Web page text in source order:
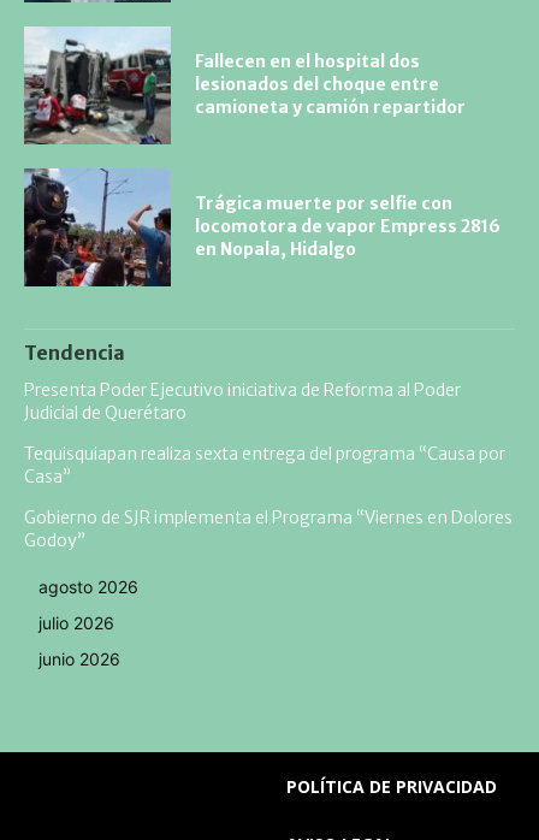
Fallecen en el hospital dos
lesionados del choque entre
camioneta y camión repartidor
Trágica muerte por selfie con
locomotora de vapor Empress 2816
en Nopala, Hidalgo
Tendencia
Presenta Poder Ejecutivo iniciativa de Reforma al Poder
Judicial de Querétaro
Tequisquiapan realiza sexta entrega del programa “Causa por
Casa”
Gobierno de SJR implementa el Programa “Viernes en Dolores
Godoy”
agosto 2026
julio 2026
junio 2026
POLÍTICA DE PRIVACIDAD